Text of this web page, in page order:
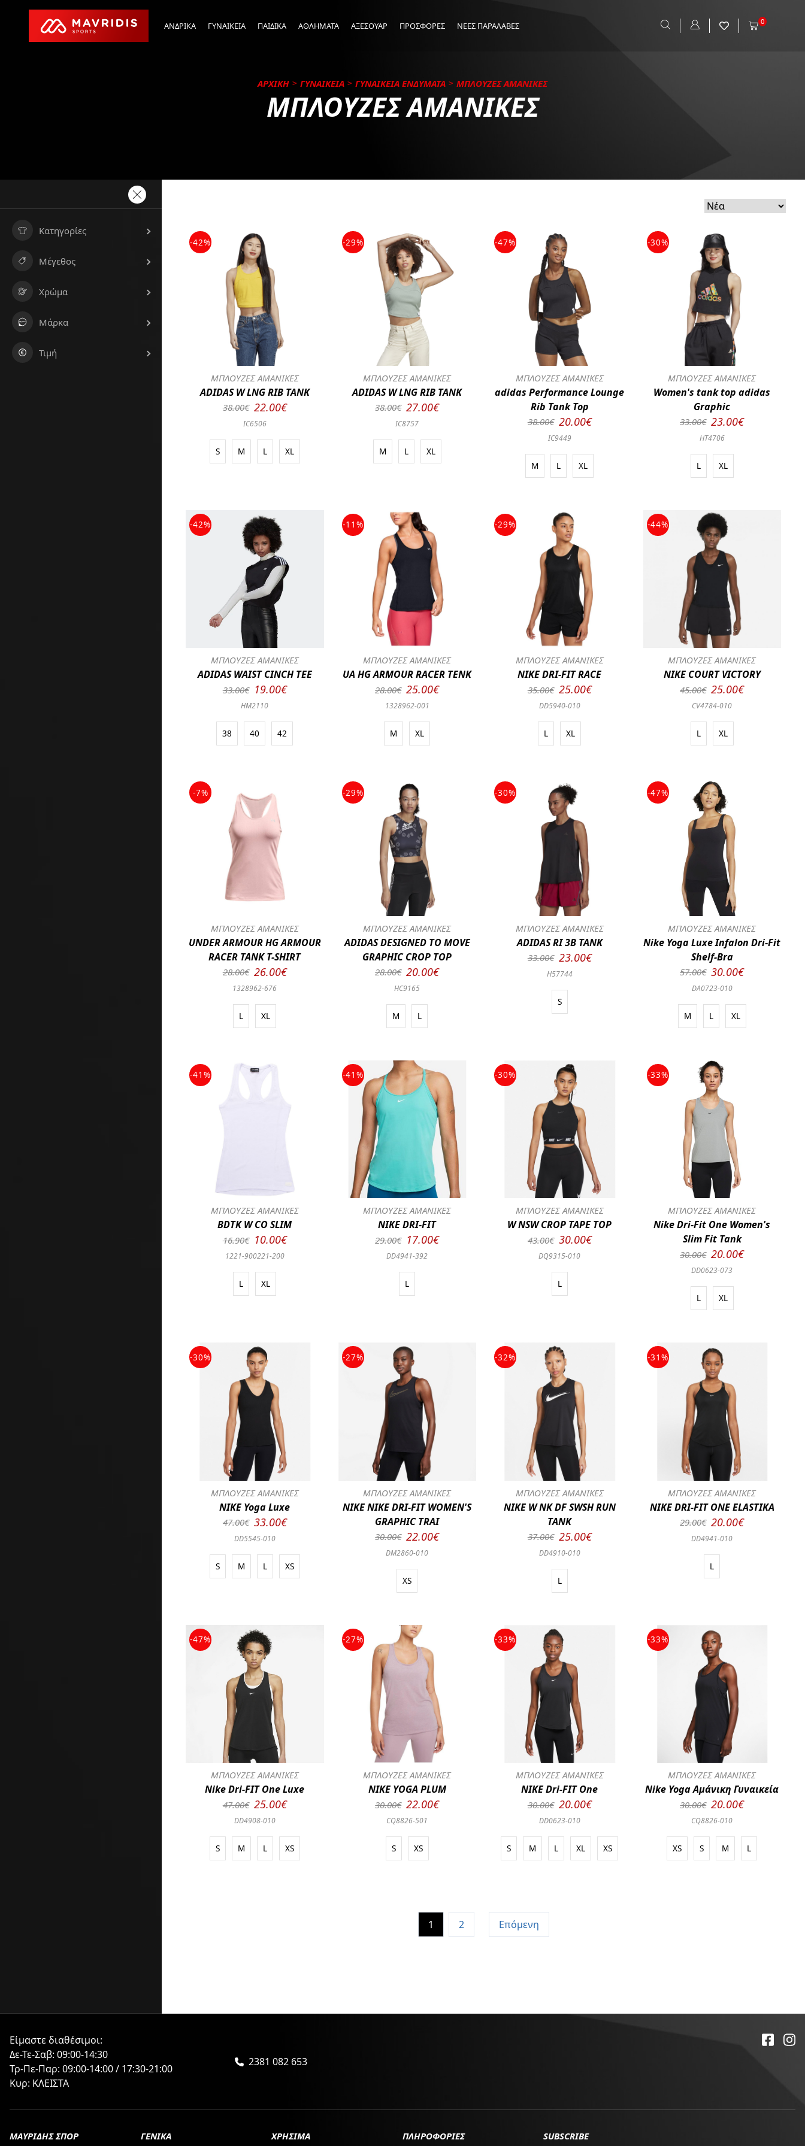
ΑΝΔΡΙΚΑ ΓΥΝΑΙΚΕΙΑ ΠΑΙΔΙΚΑ ΑΘΛΗΜΑΤΑ ΑΞΕΣΟΥΑΡ ΠΡΟΣΦΟΡΕΣ ΝΕΕΣ ΠΑΡΑΛΑΒΕΣ 0
ΑΡΧΙΚΗ ΓΥΝΑΙΚΕΙΑ ΓΥΝΑΙΚΕΙΑ ΕΝΔΥΜΑΤΑ ΜΠΛΟΥΖΕΣ ΑΜΑΝΙΚΕΣ
ΜΠΛΟΥΖΕΣ ΑΜΑΝΙΚΕΣ
Κατηγορίες
Μέγεθος
Χρώμα
Μάρκα
Τιμή
-42%
ΜΠΛΟΥΖΕΣ ΑΜΑΝΙΚΕΣ
ADIDAS W LNG RIB TANK
38.00€ 22.00€
IC6506
S M L XL
-29%
ΜΠΛΟΥΖΕΣ ΑΜΑΝΙΚΕΣ
ADIDAS W LNG RIB TANK
38.00€ 27.00€
IC8757
M L XL
-47%
ΜΠΛΟΥΖΕΣ ΑΜΑΝΙΚΕΣ
adidas Performance Lounge
Rib Tank Top
38.00€ 20.00€
IC9449
M L XL
-30%
ΜΠΛΟΥΖΕΣ ΑΜΑΝΙΚΕΣ
Women's tank top adidas
Graphic
33.00€ 23.00€
HT4706
L XL
-42%
ΜΠΛΟΥΖΕΣ ΑΜΑΝΙΚΕΣ
ADIDAS WAIST CINCH TEE
33.00€ 19.00€
HM2110
38 40 42
-11%
ΜΠΛΟΥΖΕΣ ΑΜΑΝΙΚΕΣ
UA HG ARMOUR RACER TENK
28.00€ 25.00€
1328962-001
M XL
-29%
ΜΠΛΟΥΖΕΣ ΑΜΑΝΙΚΕΣ
NIKE DRI-FIT RACE
35.00€ 25.00€
DD5940-010
L XL
-44%
ΜΠΛΟΥΖΕΣ ΑΜΑΝΙΚΕΣ
NIKE COURT VICTORY
45.00€ 25.00€
CV4784-010
L XL
-7%
ΜΠΛΟΥΖΕΣ ΑΜΑΝΙΚΕΣ
UNDER ARMOUR HG ARMOUR
RACER TANK T-SHIRT
28.00€ 26.00€
1328962-676
L XL
-29%
ΜΠΛΟΥΖΕΣ ΑΜΑΝΙΚΕΣ
ADIDAS DESIGNED TO MOVE
GRAPHIC CROP TOP
28.00€ 20.00€
HC9165
M L
-30%
ΜΠΛΟΥΖΕΣ ΑΜΑΝΙΚΕΣ
ADIDAS RI 3B TANK
33.00€ 23.00€
H57744
S
-47%
ΜΠΛΟΥΖΕΣ ΑΜΑΝΙΚΕΣ
Nike Yoga Luxe Infalon Dri-Fit
Shelf-Bra
57.00€ 30.00€
DA0723-010
M L XL
-41%
ΜΠΛΟΥΖΕΣ ΑΜΑΝΙΚΕΣ
BDTK W CO SLIM
16.90€ 10.00€
1221-900221-200
L XL
-41%
ΜΠΛΟΥΖΕΣ ΑΜΑΝΙΚΕΣ
NIKE DRI-FIT
29.00€ 17.00€
DD4941-392
L
-30%
ΜΠΛΟΥΖΕΣ ΑΜΑΝΙΚΕΣ
W NSW CROP TAPE TOP
43.00€ 30.00€
DQ9315-010
L
-33%
ΜΠΛΟΥΖΕΣ ΑΜΑΝΙΚΕΣ
Nike Dri-Fit One Women's
Slim Fit Tank
30.00€ 20.00€
DD0623-073
L XL
-30%
ΜΠΛΟΥΖΕΣ ΑΜΑΝΙΚΕΣ
NIKE Yoga Luxe
47.00€ 33.00€
DD5545-010
S M L XS
-27%
ΜΠΛΟΥΖΕΣ ΑΜΑΝΙΚΕΣ
NIKE NIKE DRI-FIT WOMEN'S
GRAPHIC TRAI
30.00€ 22.00€
DM2860-010
XS
-32%
ΜΠΛΟΥΖΕΣ ΑΜΑΝΙΚΕΣ
NIKE W NK DF SWSH RUN
TANK
37.00€ 25.00€
DD4910-010
L
-31%
ΜΠΛΟΥΖΕΣ ΑΜΑΝΙΚΕΣ
NIKE DRI-FIT ONE ELASTIKA
29.00€ 20.00€
DD4941-010
L
-47%
ΜΠΛΟΥΖΕΣ ΑΜΑΝΙΚΕΣ
Nike Dri-FIT One Luxe
47.00€ 25.00€
DD4908-010
S M L XS
-27%
ΜΠΛΟΥΖΕΣ ΑΜΑΝΙΚΕΣ
NIKE YOGA PLUM
30.00€ 22.00€
CQ8826-501
S XS
-33%
ΜΠΛΟΥΖΕΣ ΑΜΑΝΙΚΕΣ
NIKE Dri-FIT One
30.00€ 20.00€
DD0623-010
S M L XL XS
-33%
ΜΠΛΟΥΖΕΣ ΑΜΑΝΙΚΕΣ
Nike Yoga Αμάνικη Γυναικεία
30.00€ 20.00€
CQ8826-010
XS S M L
1 2 Επόμενη
Είμαστε διαθέσιμοι:
Δε-Τε-Σαβ: 09:00-14:30
Τρ-Πε-Παρ: 09:00-14:00 / 17:30-21:00
Κυρ: ΚΛΕΙΣΤΑ
2381 082 653
ΜΑΥΡΙΔΗΣ ΣΠΟΡ ΓΕΝΙΚΑ ΧΡΗΣΙΜΑ ΠΛΗΡΟΦΟΡΙΕΣ SUBSCRIBE